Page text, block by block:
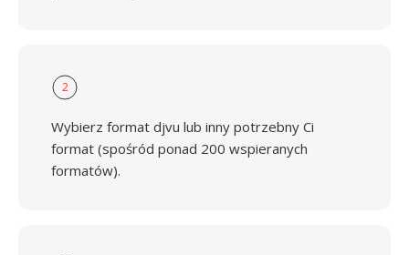
2
Wybierz format djvu lub inny potrzebny Ci
format (spośród ponad 200 wspieranych
formatów).